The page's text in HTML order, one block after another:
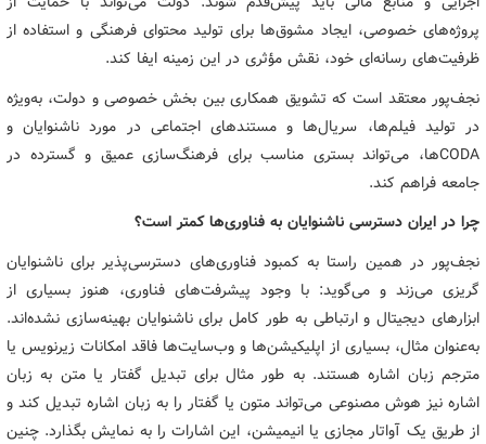
پروژه‌های خصوصی، ایجاد مشوق‌ها برای تولید محتوای فرهنگی و استفاده از
ظرفیت‌های رسانه‌ای خود، نقش مؤثری در این زمینه ایفا کند.
نجف‌پور معتقد است که تشویق همکاری بین بخش خصوصی و دولت، به‌ویژه
در تولید فیلم‌ها، سریال‌ها و مستندهای اجتماعی در مورد ناشنوایان و
CODAها، می‌تواند بستری مناسب برای فرهنگ‌سازی عمیق و گسترده در
جامعه فراهم کند.
چرا در ایران دسترسی ناشنوایان به فناوری‌ها کمتر است؟
نجف‌پور در همین راستا به کمبود فناوری‌های دسترسی‌پذیر برای ناشنوایان
گریزی می‌زند و می‌گوید: با وجود پیشرفت‌های فناوری، هنوز بسیاری از
ابزارهای دیجیتال و ارتباطی به طور کامل برای ناشنوایان بهینه‌سازی نشده‌اند.
به‌عنوان مثال، بسیاری از اپلیکیشن‌ها و وب‌سایت‌ها فاقد امکانات زیرنویس یا
مترجم زبان اشاره هستند. به طور مثال برای تبدیل گفتار یا متن به زبان
اشاره نیز هوش مصنوعی می‌تواند متون یا گفتار را به زبان اشاره تبدیل کند و
از طریق یک آواتار مجازی یا انیمیشن، این اشارات را به نمایش بگذارد. چنین